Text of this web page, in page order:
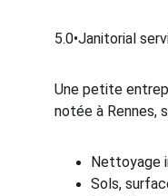
5.0•Janitorial
Une petite
notée à Rennes,
Nettoyage
Sols,